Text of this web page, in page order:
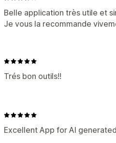
Belle application très utile et
Je vous la recommande
Trés bon outils!!
Excellent App for AI